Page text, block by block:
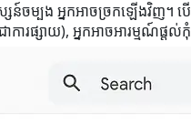
សន៍ចម្បង អ្នកអាចច្រកឡើងវិញ។
ការផ្សាយ), អ្នកអាចអារម្មណ៍ផ្ត